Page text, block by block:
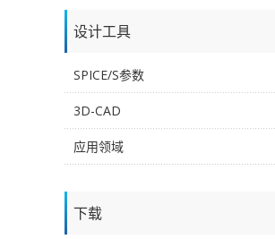
设计工具
SPICE/S参数
3D-CAD
应用领域
下载